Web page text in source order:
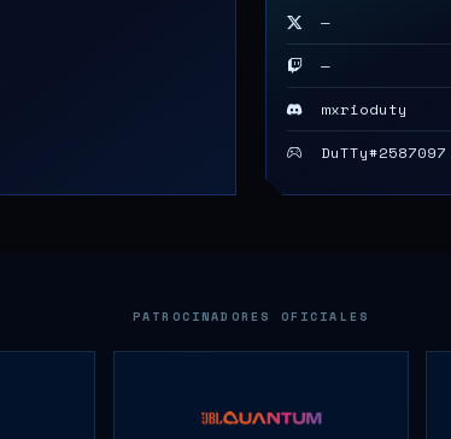
—
—
mxrioduty
DuTTy#2587097
PATROCINADORES OFICIALES